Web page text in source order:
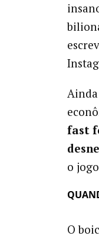
fast
o
O